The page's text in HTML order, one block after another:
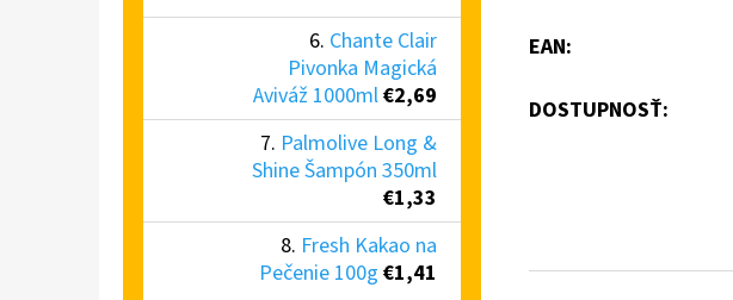
Chante Clair
Pivonka Magická
Aviváž 1000ml€2,69
Palmolive Long &
Shine Šampón 350ml
€1,33
Fresh Kakao na
Pečenie 100g €1,41
EAN:
DOSTUPNOSŤ: